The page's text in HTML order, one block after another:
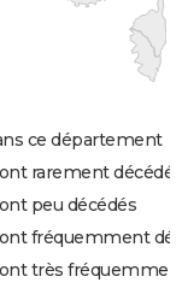
ce département
rarement décédés
peu décédés
fréquemment
très